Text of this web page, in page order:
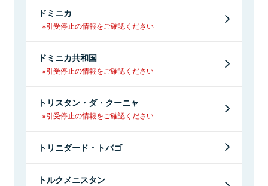
ドミニカ
※引受停止の情報をご確認ください
ドミニカ共和国
※引受停止の情報をご確認ください
トリスタン・ダ・クーニャ
※引受停止の情報をご確認ください
トリニダード・トバゴ
トルクメニスタン